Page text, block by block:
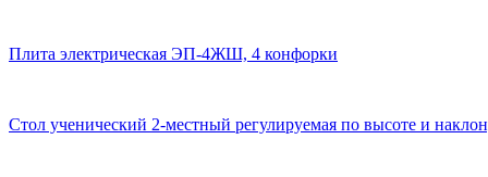
Плита электрическая ЭП-4ЖШ, 4 конфорки
Стол ученический 2-местный регулируемая по высоте и